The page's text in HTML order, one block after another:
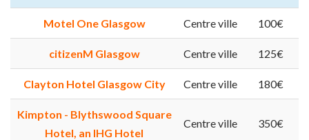
Motel One Glasgow Centre ville 100€
citizenM Glasgow Centre ville 125€
Clayton Hotel Glasgow City Centre ville 180€
Kimpton - Blythswood Square
Hotel, an IHG Hotel
Centre ville 350€